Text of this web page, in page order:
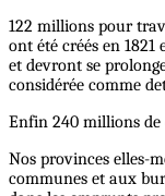
122 millions pour
ont été créés en 1821
et devront se
considérée comme
Enfin 240 millions de
Nos provinces elles-
communes et aux